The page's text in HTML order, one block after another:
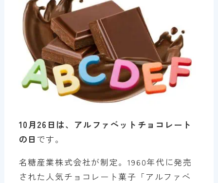
10月26日は、アルファベットチョコレート
の日 です。
名糖産業株式会社が制定。1960年代に発売
された人気チョコレート菓子「アルファベ